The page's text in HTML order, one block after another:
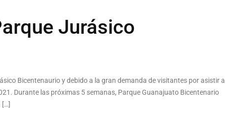
Jurásico
Bicentenaurio y debido a la gran demanda de visitantes por asistir al
Durante las próximas 5 semanas, Parque Guanajuato Bicentenario
[…]